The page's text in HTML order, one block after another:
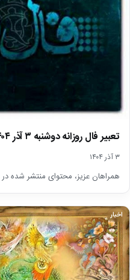
تعبیر فال روزانه دوشنبه ۳ آذر ۱۴۰۴
۳ آذر ۱۴۰۴
همراهان عزیز، محتوای منتشر شده در
اخبار